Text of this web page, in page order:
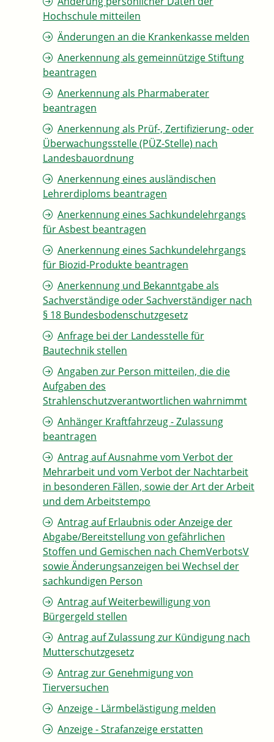
Hochschule mitteilen
Änderungen an die Krankenkasse melden
Anerkennung als gemeinnützige Stiftung
beantragen
Anerkennung als Pharmaberater
beantragen
Anerkennung als Prüf-, Zertifizierung- oder
Überwachungsstelle (PÜZ-Stelle) nach
Landesbauordnung
Anerkennung eines ausländischen
Lehrerdiploms beantragen
Anerkennung eines Sachkundelehrgangs
für Asbest beantragen
Anerkennung eines Sachkundelehrgangs
für Biozid-Produkte beantragen
Anerkennung und Bekanntgabe als
Sachverständige oder Sachverständiger nach
§ 18 Bundesbodenschutzgesetz
Anfrage bei der Landesstelle für
Bautechnik stellen
Angaben zur Person mitteilen, die die
Aufgaben des
Strahlenschutzverantwortlichen wahrnimmt
Anhänger Kraftfahrzeug - Zulassung
beantragen
Antrag auf Ausnahme vom Verbot der
Mehrarbeit und vom Verbot der Nachtarbeit
in besonderen Fällen, sowie der Art der Arbeit
und dem Arbeitstempo
Antrag auf Erlaubnis oder Anzeige der
Abgabe/Bereitstellung von gefährlichen
Stoffen und Gemischen nach ChemVerbotsV
sowie Änderungsanzeigen bei Wechsel der
sachkundigen Person
Antrag auf Weiterbewilligung von
Bürgergeld stellen
Antrag auf Zulassung zur Kündigung nach
Mutterschutzgesetz
Antrag zur Genehmigung von
Tierversuchen
Anzeige - Lärmbelästigung melden
Anzeige - Strafanzeige erstatten